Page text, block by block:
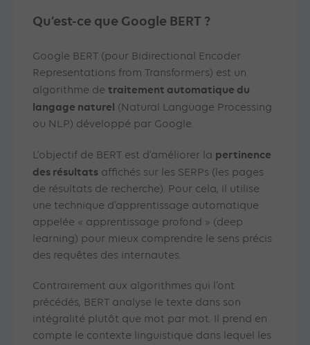
Qu’est-ce que Google BERT ?
Google BERT (pour Bidirectional Encoder
Representations from Transformers) est un
algorithme detraitement automatique du
langage naturel (Natural Language Processing
ou NLP) développé par Google.
L’objectif de BERT est d’améliorer la pertinence
des résultats affichés sur les SERPs (les pages
de résultats de recherche). Pour cela, il utilise
une technique d’apprentissage automatique
appelée « apprentissage profond » (deep
learning) pour mieux comprendre le sens précis
des requêtes des internautes.
Contrairement aux algorithmes qui l’ont
précédés, BERT analyse le texte dans son
intégralité plutôt que mot par mot. Il prend en
compte le contexte linguistique dans lequel les